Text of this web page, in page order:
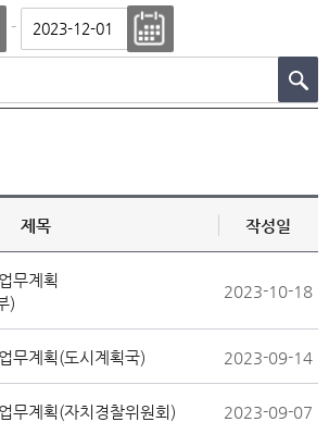
-
제목 작성일
무계획
)
2023-10-18
무계획(도시계획국) 2023-09-14
무계획(자치경찰위원회) 2023-09-07